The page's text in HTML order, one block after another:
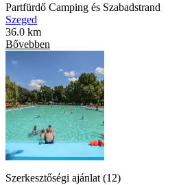
Partfürdő Camping és Szabadstrand
Szeged
36.0 km
Bővebben
Szerkesztőségi ajánlat (12)